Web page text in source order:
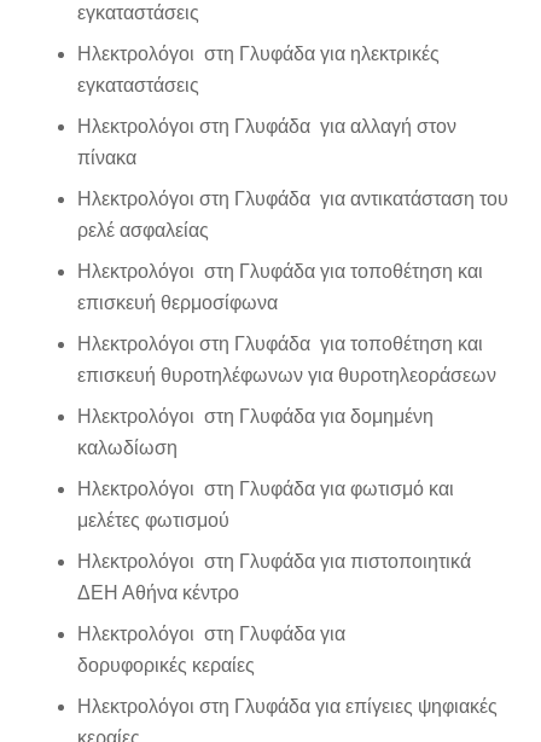
εγκαταστάσεις
Ηλεκτρολόγοι στη Γλυφάδα για ηλεκτρικές
εγκαταστάσεις
Ηλεκτρολόγοι στη Γλυφάδα για αλλαγή στον
πίνακα
Ηλεκτρολόγοι στη Γλυφάδα για αντικατάσταση του
ρελέ ασφαλείας
Ηλεκτρολόγοι στη Γλυφάδα για τοποθέτηση και
επισκευή θερμοσίφωνα
Ηλεκτρολόγοι στη Γλυφάδα για τοποθέτηση και
επισκευή θυροτηλέφωνων για θυροτηλεοράσεων
Ηλεκτρολόγοι στη Γλυφάδα για δομημένη
καλωδίωση
Ηλεκτρολόγοι στη Γλυφάδα για φωτισμό και
μελέτες φωτισμού
Ηλεκτρολόγοι στη Γλυφάδα για πιστοποιητικά
ΔΕΗ Αθήνα κέντρο
Ηλεκτρολόγοι στη Γλυφάδα για
δορυφορικές κεραίες
Ηλεκτρολόγοι στη Γλυφάδα για επίγειες ψηφιακές
κεραίες